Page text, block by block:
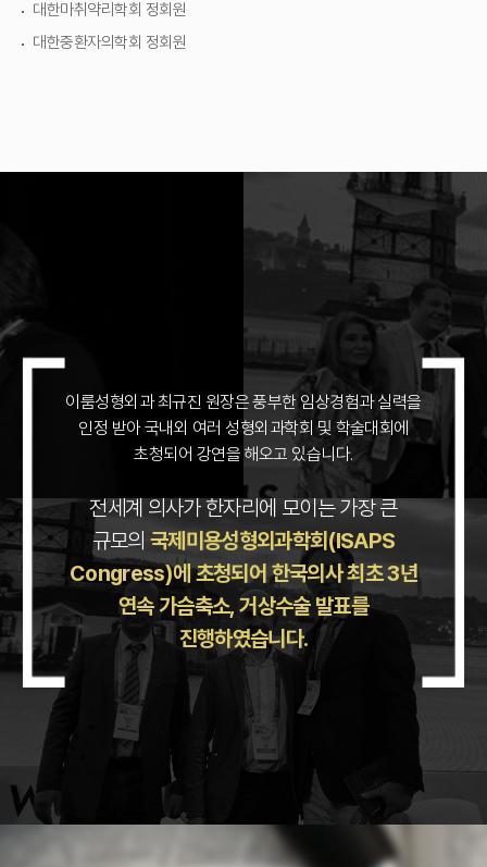
대한마취약리학회 정회원
대한중환자의학회 정회원
이룸성형외과 최규진 원장은 풍부한 임상경험과 실력을
인정 받아국내외 여러 성형외과학회 및 학술대회에
초청되어 강연을 해오고 있습니다.
전세계 의사가 한자리에 모이는 가장 큰
규모의 국제미용성형외과학회(ISAPS
Congress)에 초청되어한국의사 최초 3년
연속 가슴축소, 거상수술 발표를
진행하였습니다.